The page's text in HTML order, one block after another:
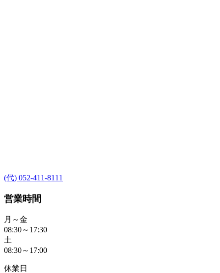
(代) 052-411-8111
営業時間
月～金
08:30～17:30
土
08:30～17:00
休業日